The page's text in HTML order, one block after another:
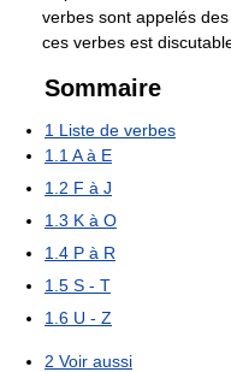
verbes sont appelés
ces verbes est
Sommaire
1 Liste de verbes
1.1 A à E
1.2 F à J
1.3 K à O
1.4 P à R
1.5 S - T
1.6 U - Z
2 Voir aussi